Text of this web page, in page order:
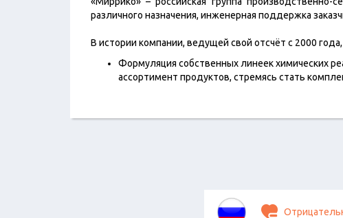
различного назначения, инженерная поддержка
В истории компании, ведущей свой отсчёт с 2000
Формуляция собственных линеек химических
ассортимент продуктов, стремясь стать